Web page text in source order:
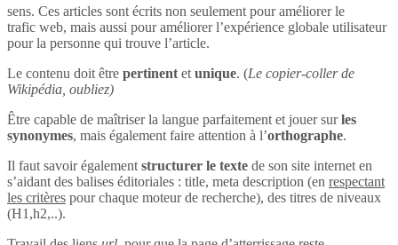
sens. Ces articles sont écrits non seulement pour améliorer le
trafic web, mais aussi pour améliorer l’expérience globale utilisateur
pour la personne qui trouve l’article.
Le contenu doit être pertinent et unique. (Le copier-coller de
Wikipédia, oubliez)
Être capable de maîtriser la langue parfaitement et jouer surles
synonymes, mais également faire attention à l’orthographe.
Il faut savoir également structurer le texte de son site internet en
s’aidant des balises éditoriales : title, meta description (en respectant
les critères pour chaque moteur de recherche), des titres de niveaux
(H1,h2,..).